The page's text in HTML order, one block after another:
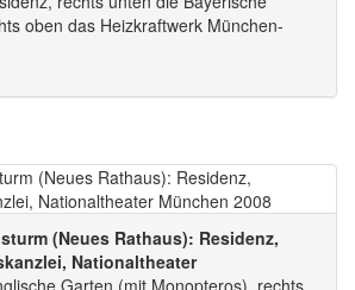
oben das Heizkraftwerk München-
(Neues Rathaus): Residenz,
Nationaltheater
Garten (mit Monopteros), rechts